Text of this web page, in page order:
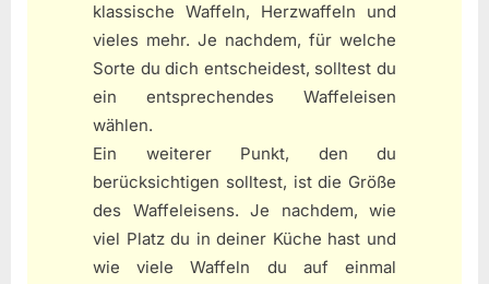
klassische Waffeln, Herzwaffeln und
vieles mehr. Je nachdem, für welche
Sorte du dich entscheidest, solltest du
ein entsprechendes Waffeleisen
wählen.
Ein weiterer Punkt, den du
berücksichtigen solltest, ist die Größe
des Waffeleisens. Je nachdem, wie
viel Platz du in deiner Küche hast und
wie viele Waffeln du auf einmal